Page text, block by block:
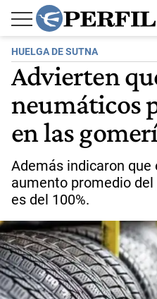
HUELGA DE SUTNA
Advierten
neumáticos
en las
Además indicaron que
aumento promedio
es del 100%.